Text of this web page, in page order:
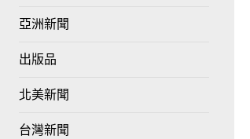
亞洲新聞
出版品
北美新聞
台灣新聞